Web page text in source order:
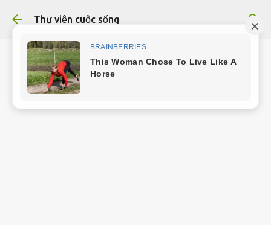
Chuyển đến nội dung chính
Thư viện cuộc sống